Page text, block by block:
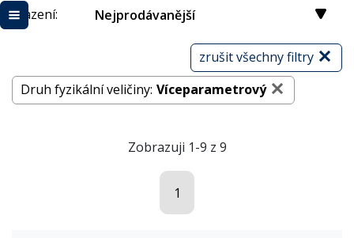
Řazení: Nejprodávanější
zrušit všechny filtry
Druh fyzikální veličiny: Víceparametrový
Zobrazuji 1-9 z 9
1